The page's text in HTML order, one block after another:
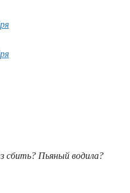
сбить? Пьяный водила?